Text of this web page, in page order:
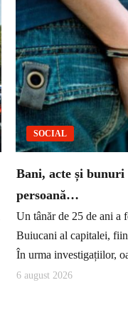
SOCIAL
Bani, acte și bunuri
persoană…
Un tânăr de 25 de ani a
Buiucani al capitalei,
În urma investigațiilor,
6 august 2026